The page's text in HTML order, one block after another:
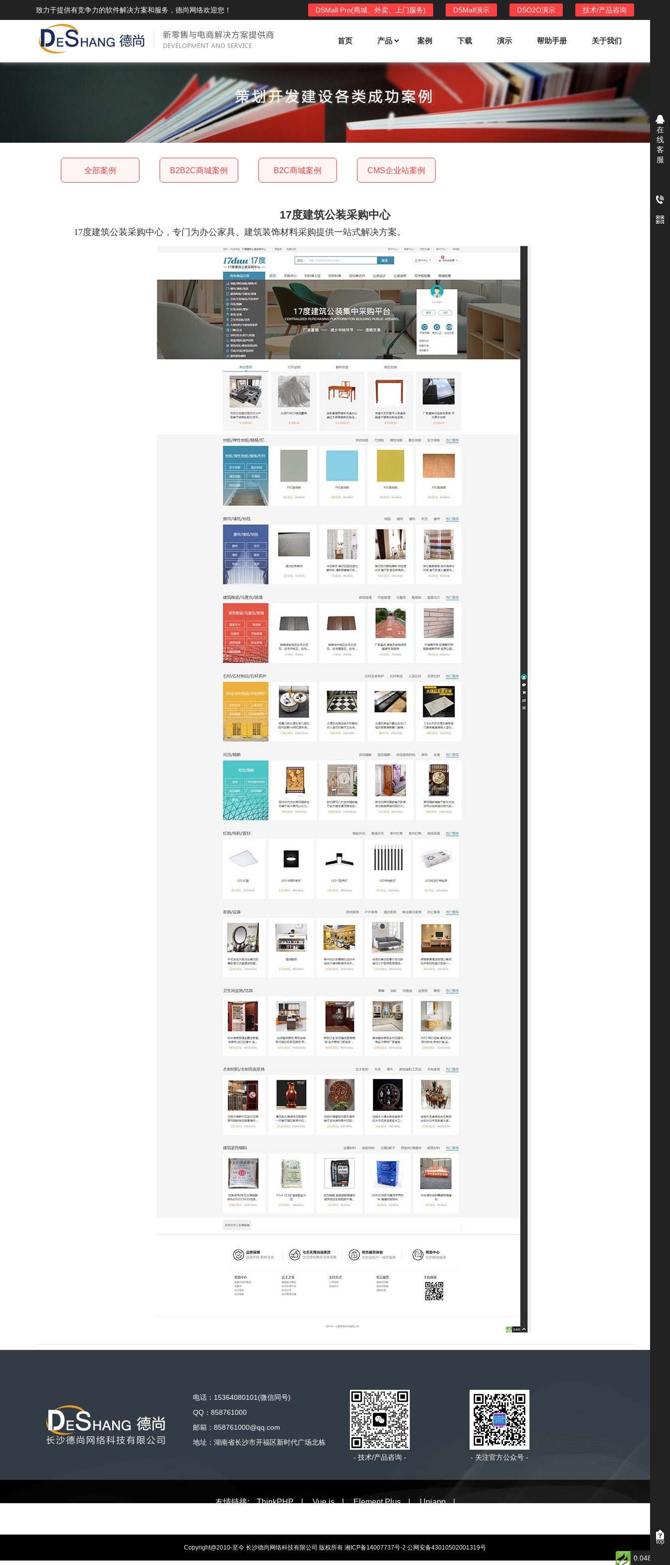
致力于提供有竞争力的软件解决方案和服务，德尚网络欢迎您！ 技术/产品咨询
DSO2O演示
DSMall演示
DSMall Pro(商城、外卖、上门服务)
首页 产品
DSMall Pro支持商城购物，外卖，上门
DSMall Pro使用手册
DSMall多店铺商城系统
DSMall功能列表
系统支持平台自营、分销、拼团、限时
折扣、优惠套装、微信、小程序等
DSMall使用手册
DSShop单店铺系统
单店铺商城系统,系统支持分销、拼团、
限时折扣、优惠套装、微信、小程序等
DSShop使用手册
DSO2O外卖/家政系统
DSO2O功能列表
提供新零售线上化经营管理工具，基于
消费
案例 下载 演示 帮助手册 关于我们
全部案例 B2B2C商城案例 B2C商城案例 CMS企业站案例
17度建筑公装采购中心
17度建筑公装采购中心，专门为办公家具、建筑装饰材料采购提供一站式解决方案。
电话：15364080101(微信同号)
QQ：858761000
邮箱：858761000@qq.com
地址：湖南省长沙市开福区新时代广场北栋
- 技术/产品咨询 -
- 关注官方公众号 -
友情链接: ThinkPHP | Vue.js | Element Plus | Uniapp |
Copyright@2010-至今 长沙德尚网络科技有限公司 版权所有 湘ICP备14007737号-2 公网安备43010502001319号
在
线
客
服
top
0.048512s